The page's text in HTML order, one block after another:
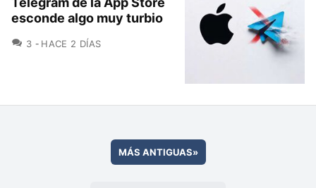
esconde algo muy turbio
3 COMENTARIOS
HACE 2 DÍAS
MÁS ANTIGUAS»